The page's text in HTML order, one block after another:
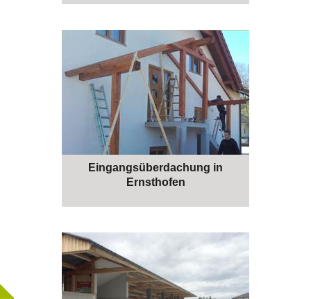
Eingangsüberdachung in
Ernsthofen